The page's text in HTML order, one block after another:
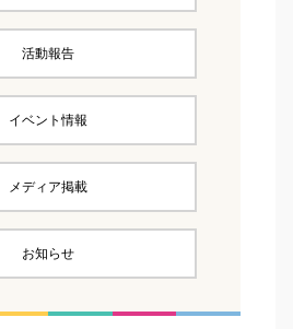
活動報告
イベント情報
メディア掲載
お知らせ